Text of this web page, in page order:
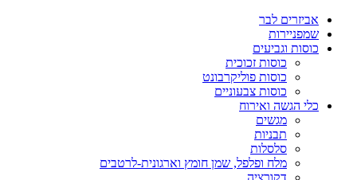
אביזרים לבר
שמפניירות
כוסות וגביעים
כוסות זכוכית
כוסות פוליקרבונט
כוסות צבעוניים
כלי הגשה ואירוח
מגשים
תבניות
סלסלות
מלח ופלפל, שמן חומץ וארגונית-לרטבים
דקורציה